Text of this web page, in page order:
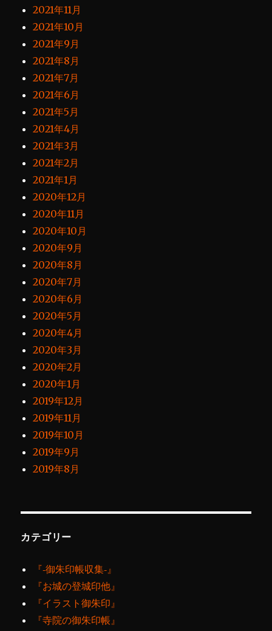
2021年11月
2021年10月
2021年9月
2021年8月
2021年7月
2021年6月
2021年5月
2021年4月
2021年3月
2021年2月
2021年1月
2020年12月
2020年11月
2020年10月
2020年9月
2020年8月
2020年7月
2020年6月
2020年5月
2020年4月
2020年3月
2020年2月
2020年1月
2019年12月
2019年11月
2019年10月
2019年9月
2019年8月
カテゴリー
『‐御朱印帳収集‐』
『お城の登城印他』
『イラスト御朱印』
『寺院の御朱印帳』